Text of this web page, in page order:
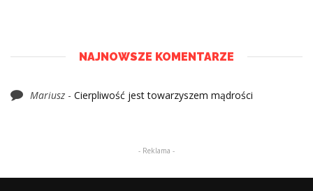
NAJNOWSZE KOMENTARZE
Mariusz - Cierpliwość jest towarzyszem mądrości
- Reklama -